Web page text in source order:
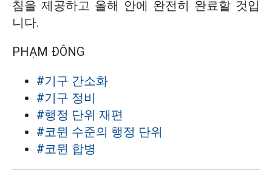
침을 제공하고 올해 안에 완전히 완료할 것입
니다.
PHẠM ĐÔNG
#기구 간소화
#기구 정비
#행정 단위 재편
#코뮌 수준의 행정 단위
#코뮌 합병